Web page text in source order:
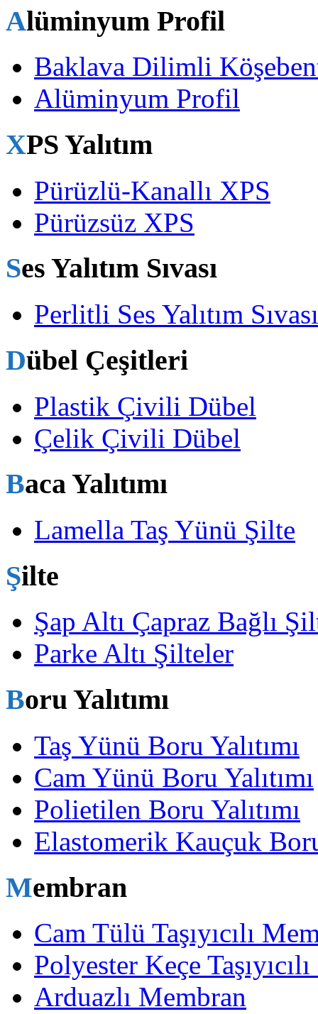
Alüminyum Profil
Baklava Dilimli
Alüminyum Profil
XPS Yalıtım
Pürüzlü-Kanallı XPS
Pürüzsüz XPS
Ses Yalıtım Sıvası
Perlitli Ses Yalıtım Sıvası
Dübel Çeşitleri
Plastik Çivili Dübel
Çelik Çivili Dübel
Baca Yalıtımı
Lamella Taş Yünü Şilte
Şilte
Şap Altı Çapraz Bağlı
Parke Altı Şilteler
Boru Yalıtımı
Taş Yünü Boru Yalıtımı
Cam Yünü Boru Yalıtımı
Polietilen Boru Yalıtımı
Elastomerik Kauçuk
Membran
Cam Tülü Taşıyıcılı
Polyester Keçe
Arduazlı Membran